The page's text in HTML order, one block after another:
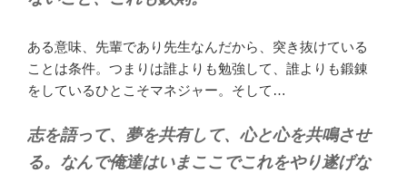
ある意味、先輩であり先生なんだから、突き抜けている
ことは条件。つまりは誰よりも勉強して、誰よりも鍛錬
をしているひとこそマネジャー。そして…
志を語って、夢を共有して、心と心を共鳴させ
る。なんで俺達はいまここでこれをやり遂げな